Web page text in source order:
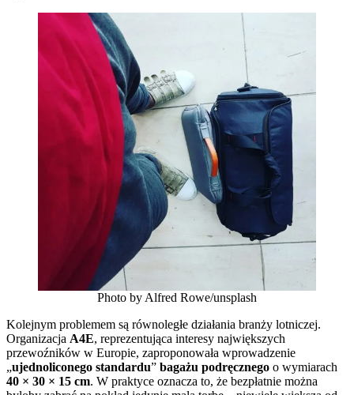
Photo by Alfred Rowe/unsplash
Kolejnym problemem są równoległe działania branży lotniczej.
Organizacja A4E, reprezentująca interesy największych
przewoźników w Europie, zaproponowała wprowadzenie
„ujednoliconego standardu” bagażu podręcznego o wymiarach
40 × 30 × 15 cm. W praktyce oznacza to, że bezpłatnie można